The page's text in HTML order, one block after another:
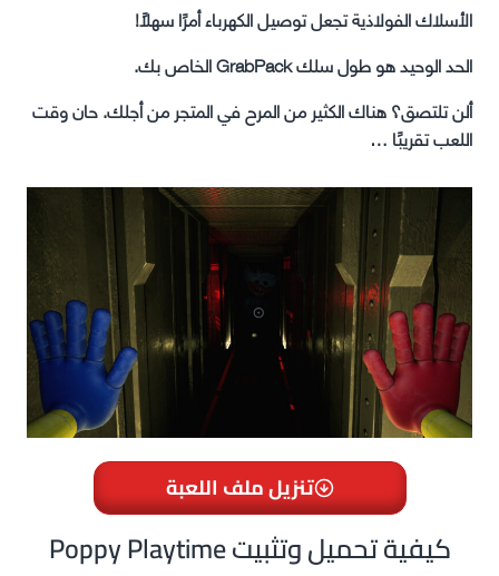
الأسلاك الفولاذية تجعل توصيل الكهرباء أمرًا سهلاً!
الحد الوحيد هو طول سلك GrabPack الخاص بك.
ألن تلتصق؟ هناك الكثير من المرح في المتجر من أجلك. حان وقت
اللعب تقريبًا …
تنزيل ملف اللعبة
Poppy Playtime كيفية تحميل وتثبيت